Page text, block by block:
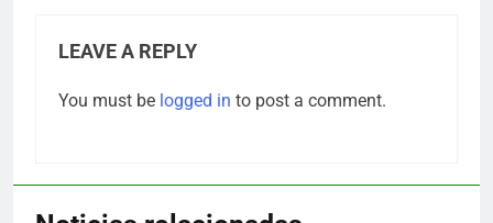
LEAVE A REPLY
You must be logged in to post a comment.